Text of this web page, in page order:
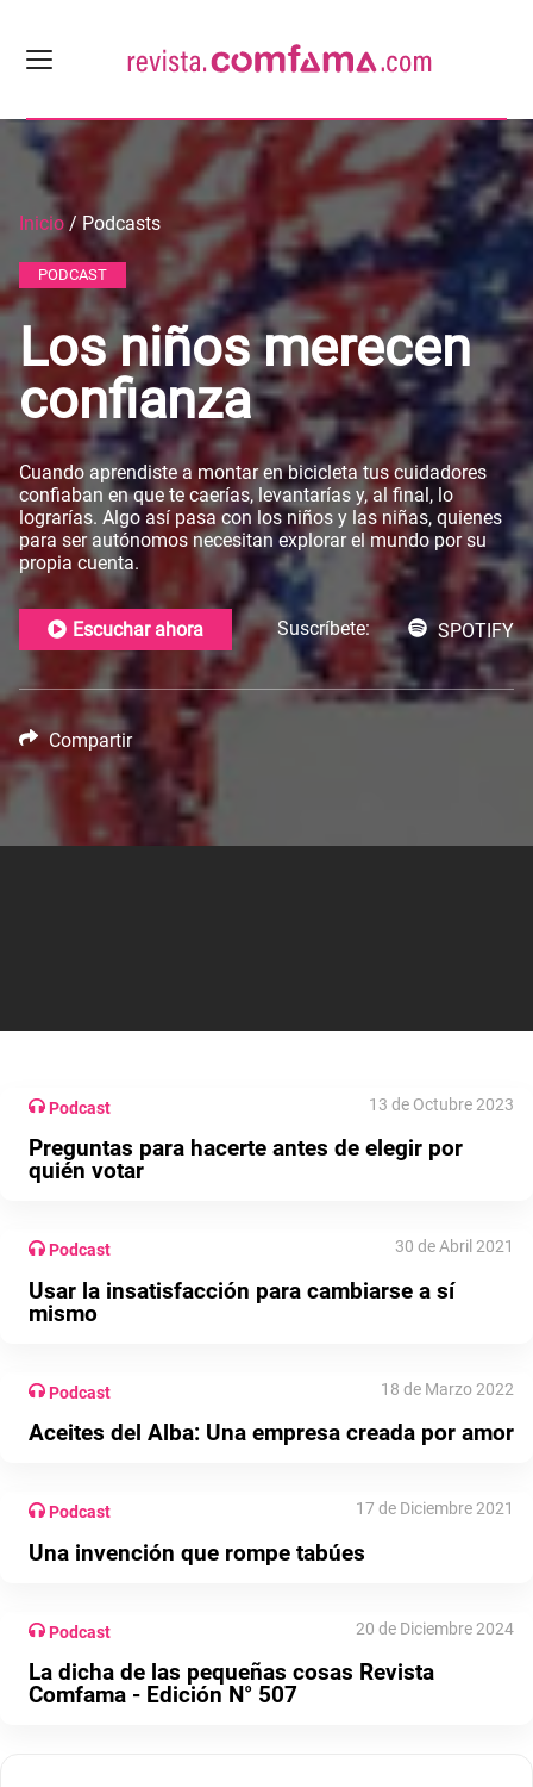
Inicio / Podcasts
PODCAST
Los niños merecen
confianza
Cuando aprendiste a montar en bicicleta tus cuidadores
confiaban en que te caerías, levantarías y, al final, lo
lograrías. Algo así pasa con los niños y las niñas, quienes
para ser autónomos necesitan explorar el mundo por su
propia cuenta.
Escuchar ahora Suscríbete: SPOTIFY
Compartir
Podcast 13 de Octubre 2023
Preguntas para hacerte antes de elegir por
quién votar
Podcast 30 de Abril 2021
Usar la insatisfacción para cambiarse a sí
mismo
Podcast 18 de Marzo 2022
Aceites del Alba: Una empresa creada por amor
Podcast 17 de Diciembre 2021
Una invención que rompe tabúes
Podcast 20 de Diciembre 2024
La dicha de las pequeñas cosas Revista
Comfama - Edición N° 507